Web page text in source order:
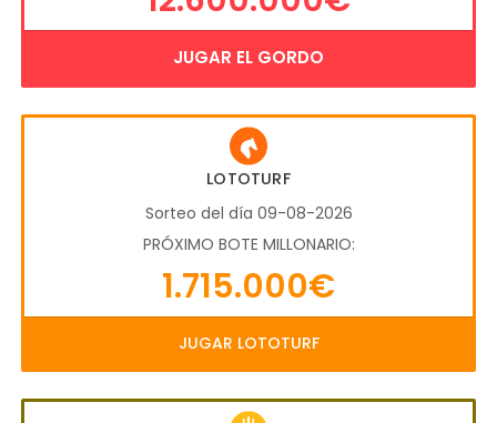
JUGAR EL GORDO
LOTOTURF
Sorteo del día 09-08-2026
PRÓXIMO BOTE MILLONARIO:
1.715.000€
JUGAR LOTOTURF